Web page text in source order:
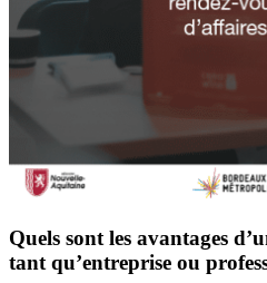
Quels sont les avantages
tant qu’entreprise ou